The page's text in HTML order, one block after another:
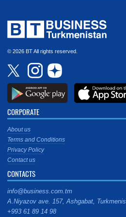
© 2026 BT All rights reserved.
CORPORATE
About us
Terms and Conditions
Privacy Policy
Contact us
CONTACTS
info@business.com.tm
A.Niyazov ave. 157, Ashgabat,
+993 61 89 14 98